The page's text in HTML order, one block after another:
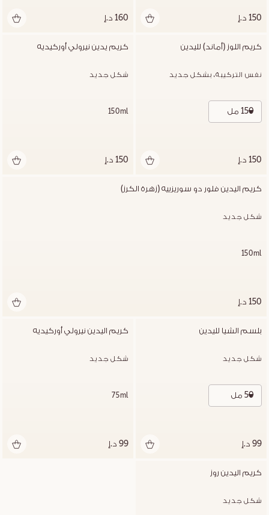
150 د.إ 160 د.إ
كريم اللوز (أماند) لليدين
نفس التركيبة، بشكل جديد
150 مل
150 د.إ
كريم يدين نيرولي أوركيديه
شكل جديد
150ml
150 د.إ
كريم اليدين فلور دو سوريزييه (زهرة الكرز)
شكل جديد
150ml
150 د.إ
بلسم الشيا لليدين
شكل جديد
50 مل
99 د.إ
كريم اليدين نيرولي أوركيديه
شكل جديد
75ml
99 د.إ
كريم اليدين روز
شكل جديد